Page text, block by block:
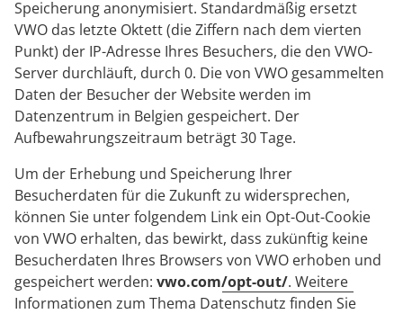
Speicherung anonymisiert. Standardmäßig ersetzt
VWO das letzte Oktett (die Ziffern nach dem vierten
Punkt) der IP-Adresse Ihres Besuchers, die den VWO-
Server durchläuft, durch 0. Die von VWO gesammelten
Daten der Besucher der Website werden im
Datenzentrum in Belgien gespeichert. Der
Aufbewahrungszeitraum beträgt 30 Tage.
Um der Erhebung und Speicherung Ihrer
Besucherdaten für die Zukunft zu widersprechen,
können Sie unter folgendem Link ein Opt-Out-Cookie
von VWO erhalten, das bewirkt, dass zukünftig keine
Besucherdaten Ihres Browsers von VWO erhoben und
gespeichert werden: vwo.com/opt-out/. Weitere
Informationen zum Thema Datenschutz finden Sie